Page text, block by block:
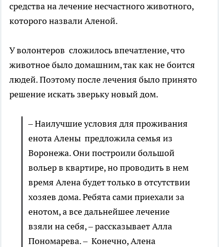
средства на лечение несчастного животного,
которого назвали Аленой.
У волонтеров сложилось впечатление, что
животное было домашним, так как не боится
людей. Поэтому после лечения было принято
решение искать зверьку новый дом.
– Наилучшие условия для проживания
енота Алены предложила семья из
Воронежа. Они построили большой
вольер в квартире, но проводить в нем
время Алена будет только в отсутствии
хозяев дома. Ребята сами приехали за
енотом, а все дальнейшее лечение
взяли на себя, – рассказывает Алла
Пономарева. – Конечно, Алена